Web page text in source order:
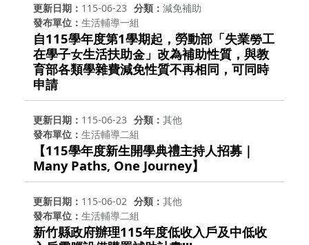
更新日期 115-06-23 分類
減免補助
發布單位
生活輔導一組
自115學年度第1學期起，勞動部「失業勞工
在學子女生活扶助金」改為補助性質，與教
育部各類學雜費減免性質不再相同，可同時
申請
更新日期 115-06-23 分類
其他
發布單位
生活輔導二組
【115學年度新生開學典禮主持人招募｜
Many Paths, One Journey】
更新日期 115-06-02 分類
其他
發布單位
生活輔導二組
新竹縣政府辦理115年度低收入戶及中低收